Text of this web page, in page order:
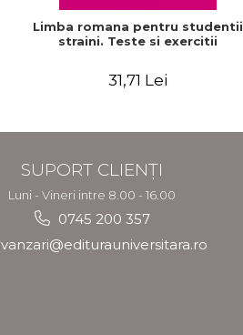
Limba romana pentru studentii
straini. Teste si exercitii
31,71 Lei
SUPORT CLIENȚI
Luni - Vineri intre 8.00 - 16.00
0745 200 357
vanzari@editurauniversitara.ro